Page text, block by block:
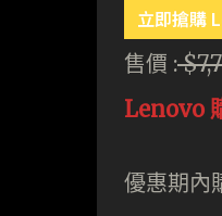
立即搶購
售價 :
Lenovo
優惠期內